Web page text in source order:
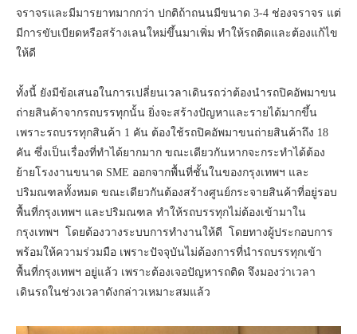
จราจรและมีมารยาทมากกว่า ปกติถ้าถนนมีขนาด 3-4 ช่องจราจร แต่
มีการขับเบียดหรือสร้างเลนใหม่ขึ้นมาเพิ่ม ทำให้รถติดและต้องแก้ไข
ให้ดี
ทั้งนี้ ยังมีข้อเสนอในการเปลี่ยนเวลาเดินรถว่าต้องนำรถปิคอัพมาขน
ถ่ายสินค้าจากรถบรรทุกนั้น ยิ่งจะสร้างปัญหาและรายได้มากขึ้น
เพราะรถบรรทุกสินค้า 1 คัน ต้องใช้รถปิคอัพมาขนถ่ายสินค้าถึง 18
คัน ซึ่งเป็นเรื่องที่ทำได้ยากมาก ขณะเดียวกันหากจะกระทำได้ต้อง
ย้ายโรงงานขนาด SME ออกจากพื้นที่ชั้นในของกรุงเทพฯ และ
ปริมณฑลทั้งหมด ขณะเดียวกันต้องสร้างศูนย์กระจายสินค้าที่อยู่รอบ
พื้นที่กรุงเทพฯ และปริมณฑล ทำให้รถบรรทุกไม่ต้องเข้ามาใน
กรุงเทพฯ โดยต้องวางระบบการทำงานให้ดี โดยทางผู้ประกอบการ
พร้อมให้ความร่วมมือ เพราะปัจจุบันไม่ต้องการที่นำรถบรรทุกเข้า
พื้นที่กรุงเทพฯ อยู่แล้ว เพราะต้องเจอปัญหารถติด จึงมองว่าเวลา
เดินรถในช่วงเวลาดังกล่าวเหมาะสมแล้ว